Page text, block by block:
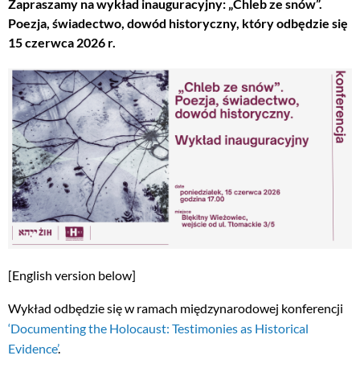
Zapraszamy na wykład inauguracyjny: „Chleb ze snów”.
Poezja, świadectwo, dowód historyczny, który odbędzie się
15 czerwca 2026 r.
[English version below]
Wykład odbędzie się w ramach międzynarodowej konferencji
‘Documenting the Holocaust: Testimonies as Historical
Evidence’.